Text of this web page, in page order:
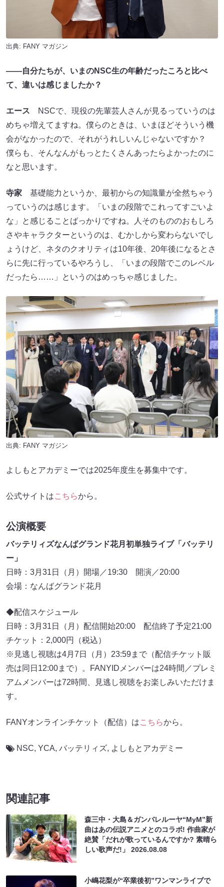
出典: FANY マガジン
――自分たちが、いまのNSC生の年齢だったころと比べ
て、違いは感じましたか？
エース NSCで、現役の先輩芸人さんが見るっていうのは
めちゃ増えてますね。僕らのときは、いまほどそういう機
会がなかったので、それがうれしいんじゃないですか？
僕らも、そんなんがもっとたくさんあったらよかったのに
なと思います。
寺家 基礎能力というか、最初からの知識量が全然ちゃう
っていうのは感じます。「いまの段階でこれってすごいよ
な」と感じることばっかりですね。人そのもののおもしろ
さやキャラクターというのは、むかしから変わらないでし
ょうけど、ネタのクオリティは10年後、20年後になるとさ
らに先に行っているやろうし、「いまの段階でこのレベル
だったら……」というのはめっちゃ感じました。
出典: FANY マガジン
よしもとアカデミーでは2025年度生を募集中です。
公式サイトはこちらから。
公演概要
バッテリィズなんばグランド花月初単独ライブ「バッテリ
ー」
日時：3月31日（月）開場／19:30 開演／20:00
会場：なんばグランド花月
◆配信スケジュール
日時：3月31日（月）配信開始20:00 配信終了予定21:00
チケット：2,000円（税込）
※見逃し視聴は4月7日（月）23:59まで（配信チケット販
売は同日12:00まで）。FANYIDメンバーは24時間／プレミ
アムメンバーは72時間、見逃し視聴をお楽しみいただけま
す。
FANYオンラインチケット（配信）はこちらから。
NSC, YCA, バッテリィズ, よしもとアカデミー
関連記事
森三中・大島＆ガンバレルーヤ“MyM”新
曲はあの伝説アニメとのコラボ! 作曲家が
絶賛「だれが歌っているんですか? 素晴ら
しい歌声だ!」2026.08.08
小嶋花梨が“卒業後初”ワンマンライブで